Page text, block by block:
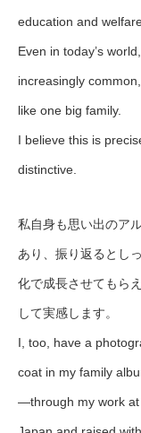
education and
Even in today’s
increasingly
like one big family.
I believe this is
distinctive.
私自身も思い出のア
あり、振り返るとし
化で成長させてもら
して実感します。
I, too, have a
coat in my family
—through my work